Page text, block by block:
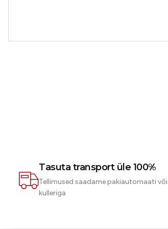
Tasuta transport üle 100%
Tellimused saadame pakiautomaati või
kulleriga